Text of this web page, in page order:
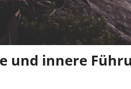
und innere